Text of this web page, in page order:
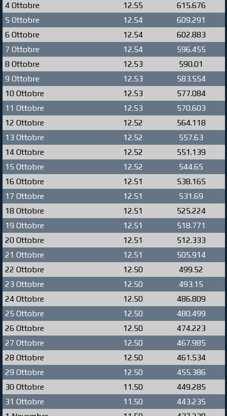
4 Ottobre
12.55
615.676
5 Ottobre
12.54
609.291
6 Ottobre
12.54
602.883
7 Ottobre
12.54
596.455
8 Ottobre
12.53
590.01
9 Ottobre
12.53
583.554
10 Ottobre
12.53
577.084
11 Ottobre
12.53
570.603
12 Ottobre
12.52
564.118
13 Ottobre
12.52
557.63
14 Ottobre
12.52
551.139
15 Ottobre
12.52
544.65
16 Ottobre
12.51
538.165
17 Ottobre
12.51
531.69
18 Ottobre
12.51
525.224
19 Ottobre
12.51
518.771
20 Ottobre
12.51
512.333
21 Ottobre
12.51
505.914
22 Ottobre
12.50
499.52
23 Ottobre
12.50
493.15
24 Ottobre
12.50
486.809
25 Ottobre
12.50
480.499
26 Ottobre
12.50
474.223
27 Ottobre
12.50
467.985
28 Ottobre
12.50
461.534
29 Ottobre
12.50
455.386
30 Ottobre
11.50
449.285
31 Ottobre
11.50
443.235